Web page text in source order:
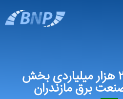
سرمایه گذاری ۲۴ هزار میلیاردی بخش
برق مازندران